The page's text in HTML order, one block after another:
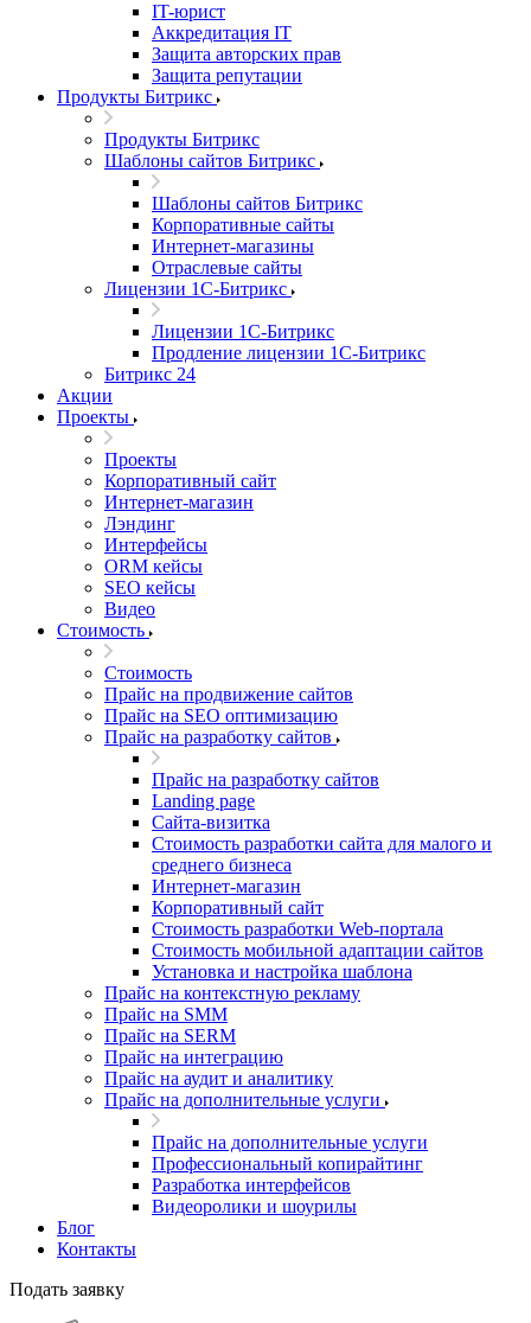
IT-юрист
Аккредитация IT
Защита авторских прав
Защита репутации
Продукты Битрикс
Продукты Битрикс
Шаблоны сайтов Битрикс
Шаблоны сайтов Битрикс
Корпоративные сайты
Интернет-магазины
Отраслевые сайты
Лицензии 1С-Битрикс
Лицензии 1С-Битрикс
Продление лицензии 1С-Битрикс
Битрикс 24
Акции
Проекты
Проекты
Корпоративный сайт
Интернет-магазин
Лэндинг
Интерфейсы
ORM кейсы
SEO кейсы
Видео
Стоимость
Стоимость
Прайс на продвижение сайтов
Прайс на SEO оптимизацию
Прайс на разработку сайтов
Прайс на разработку сайтов
Landing page
Cайта-визитка
Стоимость разработки сайта для малого и
среднего бизнеса
Интернет-магазин
Корпоративный сайт
Стоимость разработки Web-портала
Стоимость мобильной адаптации сайтов
Установка и настройка шаблона
Прайс на контекстную рекламу
Прайс на SMM
Прайс на SERM
Прайс на интеграцию
Прайс на аудит и аналитику
Прайс на дополнительные услуги
Прайс на дополнительные услуги
Профессиональный копирайтинг
Разработка интерфейсов
Видеоролики и шоурилы
Блог
Контакты
Подать заявку